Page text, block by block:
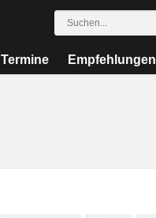
Termine Empfehlungen